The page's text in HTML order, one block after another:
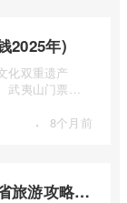
2025年)
化双重遗产
武夷山门票多
· 8个月前
东北三省旅游攻略必去景点(东北三省旅游攻略必去景点视频介绍)